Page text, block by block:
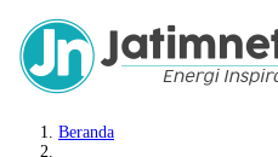
Beranda